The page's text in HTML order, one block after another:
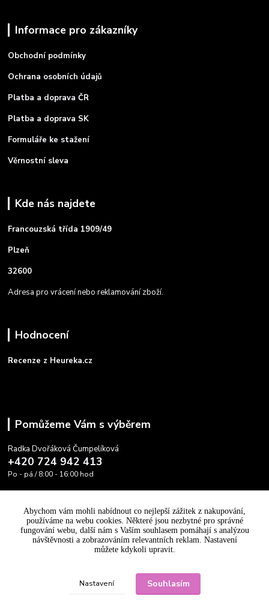
Informace pro zákazníky
Obchodní podmínky
Ochrana osobních údajů
Platba a doprava ČR
Platba a doprava SK
Formuláře ke stažení
Věrnostní sleva
Kde nás najdete
Francouzská třída 1909/49
Plzeň
32600
Adresa pro vrácení nebo reklamování zboží.
Hodnocení
Recenze z Heureka.cz
Pomůžeme Vám s výběrem
Radka Dvořáková Čumpelíková
+420 724 942 413
Po - pá / 8:00 - 16:00 hod
Upravit sběr cookies.
Abychom vám mohli nabídnout co nejlepší zážitek z nakupování,
používáme na webu cookies. Některé jsou nezbytné pro správné
fungování webu, další nám s Vaším souhlasem pomáhají s analýzou
návštěvnosti a zobrazováním relevantních reklam. Nastavení
můžete kdykoli upravit.
Nastavení Souhlasím